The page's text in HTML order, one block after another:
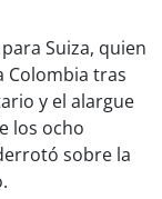
Suiza, quien
Colombia tras
y el alargue
los ocho
sobre la